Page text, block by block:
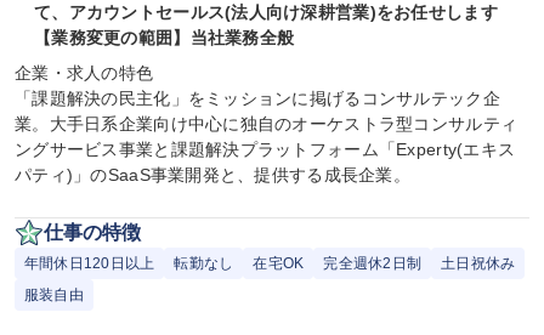
て、アカウントセールス(法人向け深耕営業)をお任せします
【業務変更の範囲】当社業務全般
企業・求人の特色
「課題解決の民主化」をミッションに掲げるコンサルテック企
業。大手日系企業向け中心に独自のオーケストラ型コンサルティ
ングサービス事業と課題解決プラットフォーム「Experty(エキス
パティ)」のSaaS事業開発と、提供する成長企業。
仕事の特徴
年間休日120日以上 転勤なし 在宅OK 完全週休2日制
土日祝休み
服装自由